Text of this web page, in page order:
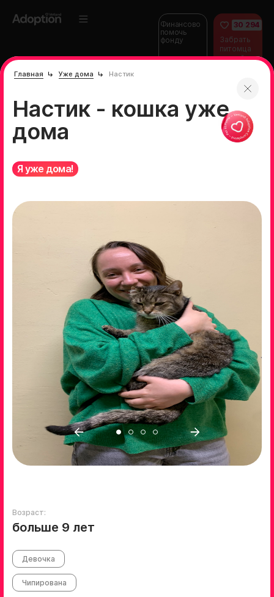
Финансово
помочь
фонду
30 294
Забрать
питомца
домой
Главная Уже дома Настик
Настик - кошка уже
дома
Я уже дома!
Возраст:
больше 9 лет
Девочка
Чипирована